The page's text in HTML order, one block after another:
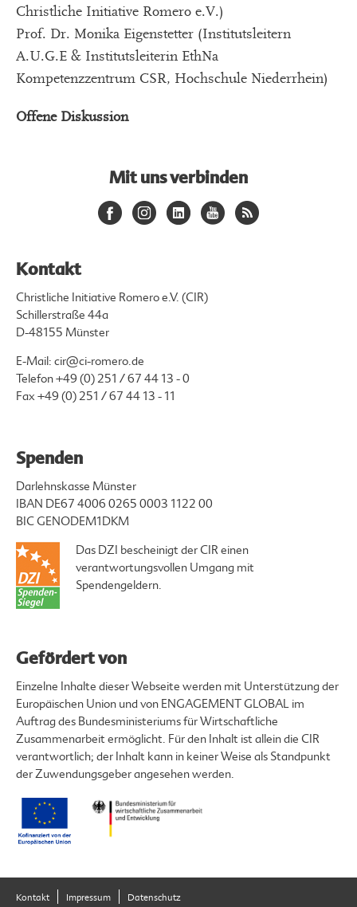
Christliche Initiative Romero e.V.)
Prof. Dr. Monika Eigenstetter (Institutsleitern
A.U.G.E & Institutsleiterin EthNa
Kompetenzzentrum CSR, Hochschule Niederrhein)
Offene Diskussion
Mit uns verbinden
Kontakt
Christliche Initiative Romero e.V. (CIR)
Schillerstraße 44a
D-48155 Münster
E-Mail: cir@ci-romero.de
Telefon+49 (0) 251 / 67 44 13 - 0
Fax +49 (0) 251 / 67 44 13 - 11
Spenden
Darlehnskasse Münster
IBAN DE67 4006 0265 0003 1122 00
BIC GENODEM1DKM
Das DZI bescheinigt der CIR einen
verantwortungsvollen Umgang mit
Spendengeldern.
Gefördert von
Einzelne Inhalte dieser Webseite werden mit Unterstützung der
Europäischen Union und von ENGAGEMENT GLOBAL im
Auftrag des Bundesministeriums für Wirtschaftliche
Zusammenarbeit ermöglicht. Für den Inhalt ist allein die CIR
verantwortlich; der Inhalt kann in keiner Weise als Standpunkt
der Zuwendungsgeber angesehen werden.
Kontakt Impressum Datenschutz